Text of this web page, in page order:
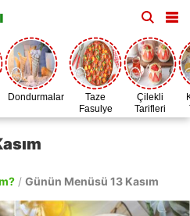
Dondurmalar
Taze
Fasulye
Zamanı
Çilekli
Tarifleri
/ Günün Menüsü 13 Kasım